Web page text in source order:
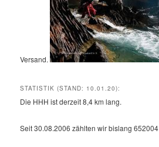
Versand.
STATISTIK (STAND: 10.01.20):
Die HHH ist derzeit 8,4 km lang.
Seit 30.08.2006 zählten wir bislang652004